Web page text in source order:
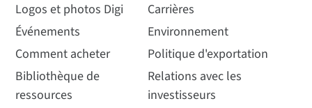
Logos et photos Digi
Événements
Comment acheter
Bibliothèque de
ressources
Carrières
Environnement
Politique d'exportation
Relations avec les
investisseurs